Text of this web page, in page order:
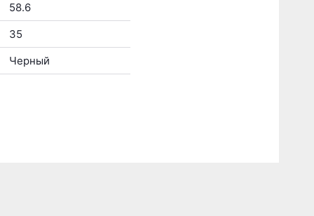
58.6
35
Черный